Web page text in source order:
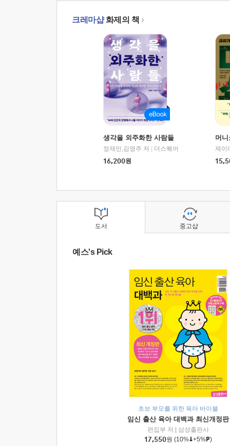
크레마샵화제의 책
생각을 외주화한 사람들
정재민,김영주 저
더스퀘어
16,200원
머
도서
예스's Pick
초보 부모를 위한 육아 바이블
임신 출산 육아 대백과 최신개정판
편집부 저
삼성출판사
17,550원 (10% +5% )
중고샵